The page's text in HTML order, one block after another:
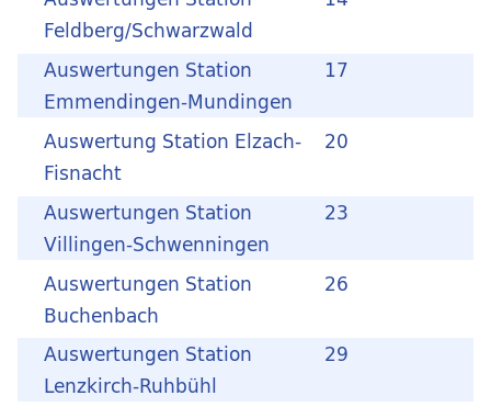
Feldberg/Schwarzwald
17
Auswertungen Station
Emmendingen-Mundingen
20
Auswertung Station Elzach-
Fisnacht
23
Auswertungen Station
Villingen-Schwenningen
26
Auswertungen Station
Buchenbach
29
Auswertungen Station
Lenzkirch-Ruhbühl